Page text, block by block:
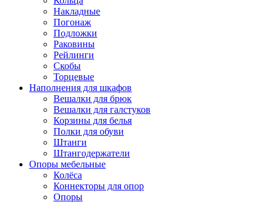
Накладные
Погонаж
Подложки
Раковины
Рейлинги
Скобы
Торцевые
Наполнения для шкафов
Вешалки для брюк
Вешалки для галстуков
Корзины для белья
Полки для обуви
Штанги
Штангодержатели
Опоры мебельные
Колёса
Коннекторы для опор
Опоры